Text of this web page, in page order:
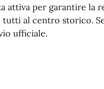
attiva per garantire la
tutti al centro storico.
ufficiale.